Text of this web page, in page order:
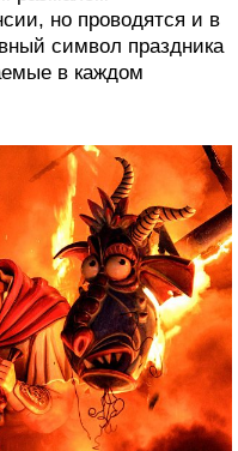
но проводятся и в
символ праздника
в каждом